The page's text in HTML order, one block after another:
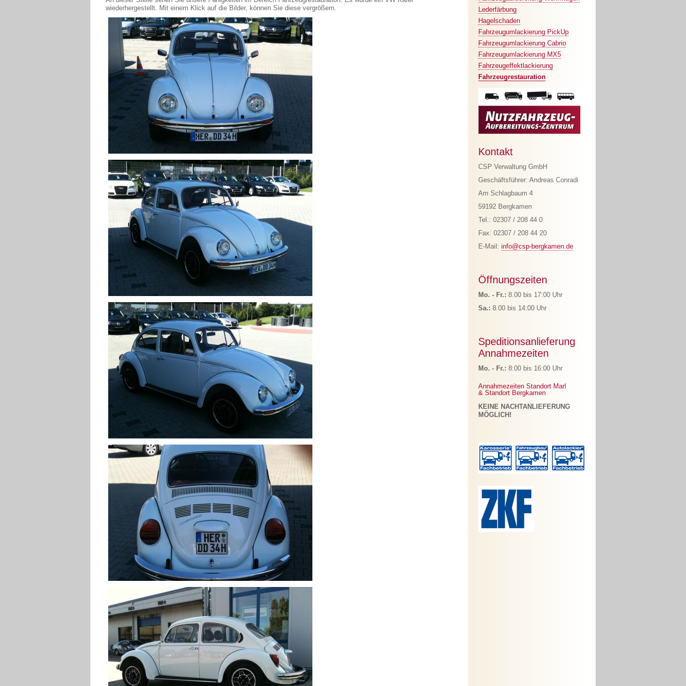
wiederhergestellt. Mit einem Klick auf die Bilder, können Sie diese vergrößern.
Lederfärbung
Hagelschaden
Fahrzeugumlackierung PickUp
Fahrzeugumlackierung Cabrio
Fahrzeugumlackierung MX5
Fahrzeugeffektlackierung
Fahrzeugrestauration
Kontakt
CSP Verwaltung GmbH
Geschäftsführer: Andreas Conradi
Am Schlagbaum 4
59192 Bergkamen
Tel.: 02307 / 208 44 0
Fax: 02307 / 208 44 20
E-Mail: info@csp-bergkamen.de
Öffnungszeiten
Mo. - Fr.: 8.00 bis 17:00 Uhr
Sa.: 8.00 bis 14:00 Uhr
Speditionsanlieferung
Annahmezeiten
Mo. - Fr.: 8:00 bis 16:00 Uhr
Annahmezeiten Standort Marl
& Standort Bergkamen
KEINE NACHTANLIEFERUNG
MÖGLICH!